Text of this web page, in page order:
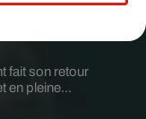
fait son retour
en pleine...